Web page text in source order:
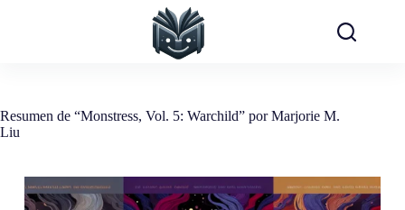
Resumen de “Monstress, Vol. 5: Warchild” por Marjorie M.
Liu